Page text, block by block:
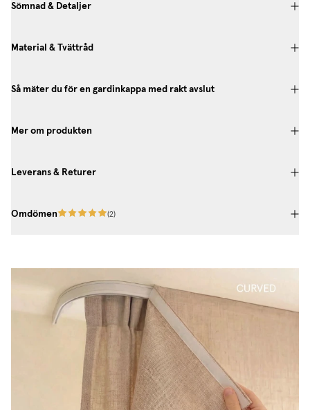
Sömnad & Detaljer
Material & Tvättråd
Så mäter du för en gardinkappa med rakt avslut
Mer om produkten
Leverans & Returer
Omdömen (2)